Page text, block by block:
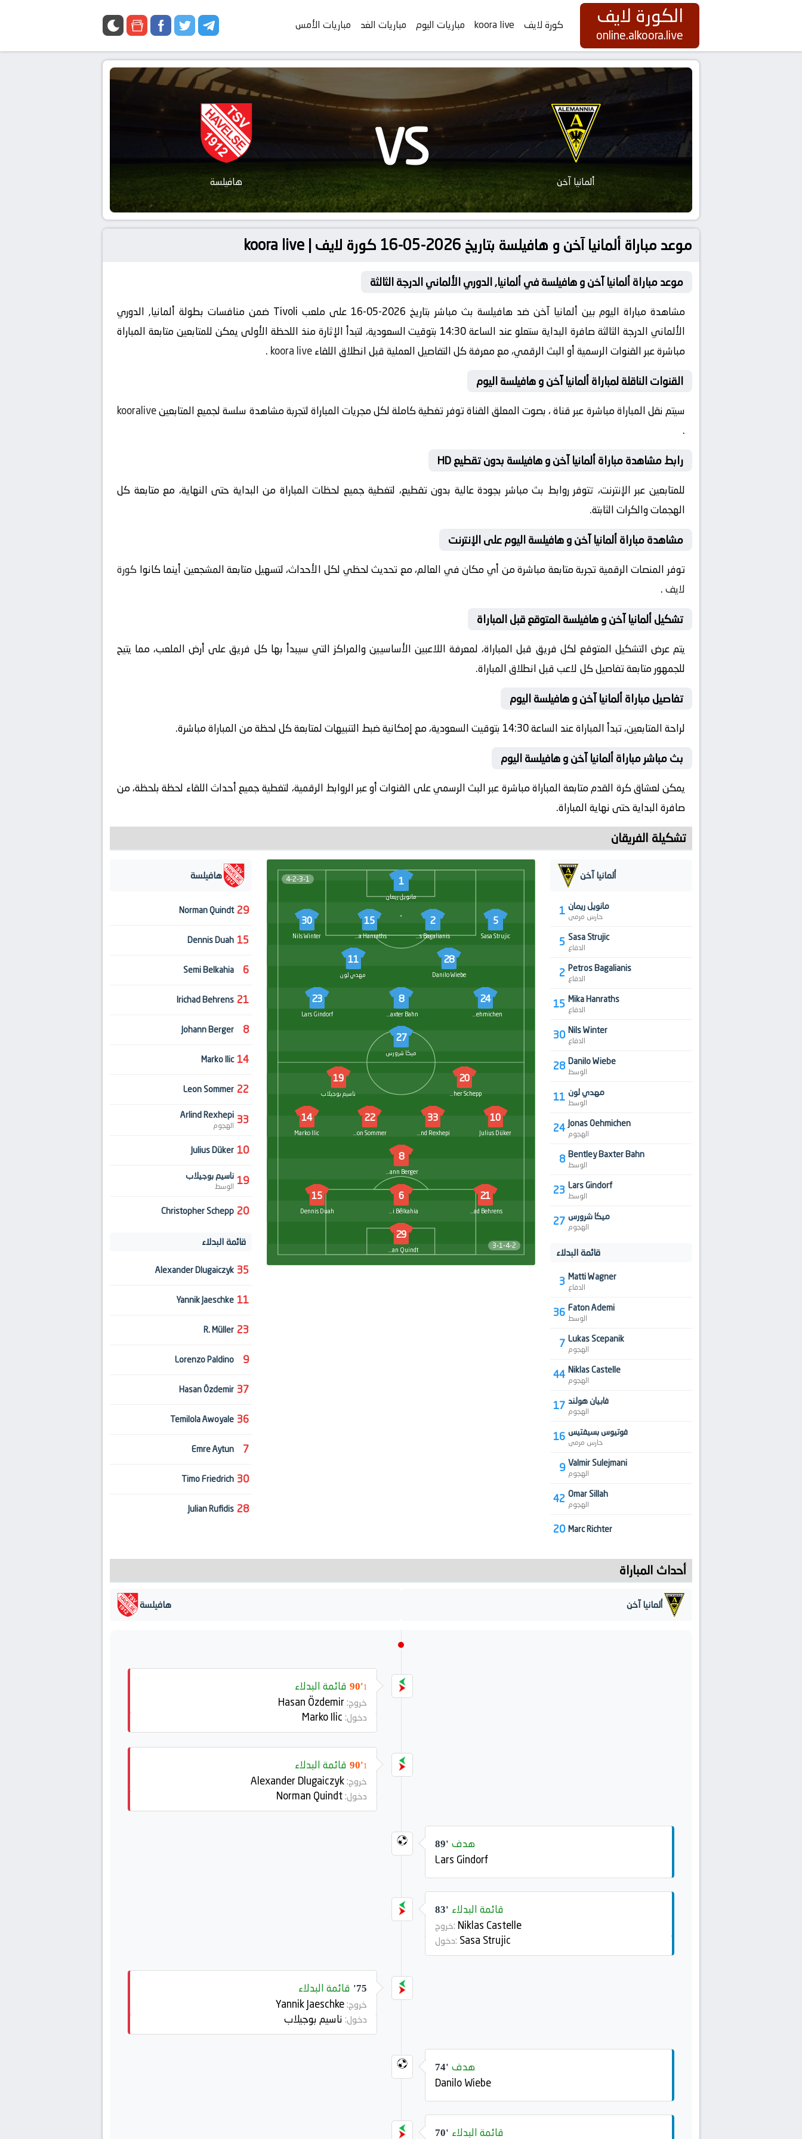
الكورة لايف
online.alkoora.live
كورة لايف koora live مباريات اليوم مباريات الغد مباريات الأمس
ألمانيا آخن VS هافيلسة
موعد مباراة ألمانيا آخن و هافيلسة بتاريخ 2026-05-16 كورة لايف | koora live
موعد مباراة ألمانيا آخن و هافيلسة في ألمانيا, الدوري الألماني الدرجة الثالثة
مشاهدة مباراة اليوم بين ألمانيا آخن ضد هافيلسة بث مباشر بتاريخ 2026-05-16 على ملعب Tivoli ضمن منافسات بطولة ألمانيا, الدوري
الألماني الدرجة الثالثة صافرة البداية ستعلو عند الساعة 14:30 بتوقيت السعودية، لتبدأ الإثارة منذ اللحظة الأولى يمكن للمتابعين متابعة المباراة
مباشرة عبر القنوات الرسمية أو البث الرقمي، مع معرفة كل التفاصيل العملية قبل انطلاق اللقاءkoora live
.
القنوات الناقلة لمباراة ألمانيا آخن و هافيلسة اليوم
سيتم نقل المباراة مباشرة عبر قناة ، بصوت المعلق القناة توفر تغطية كاملة لكل مجريات المباراة لتجربة مشاهدة سلسة لجميع المتابعينkooralive
.
رابط مشاهدة مباراة ألمانيا آخن و هافيلسة بدون تقطيع HD
للمتابعين عبر الإنترنت، تتوفر روابط بث مباشر بجودة عالية بدون تقطيع، لتغطية جميع لحظات المباراة من البداية حتى النهاية، مع متابعة كل
الهجمات والكرات الثابتة.
مشاهدة مباراة ألمانيا آخن و هافيلسة اليوم على الإنترنت
توفر المنصات الرقمية تجربة متابعة مباشرة من أي مكان في العالم، مع تحديث لحظي لكل الأحداث، لتسهيل متابعة المشجعين أينما كانوا كورة
لايف.
تشكيل ألمانيا آخن و هافيلسة المتوقع قبل المباراة
يتم عرض التشكيل المتوقع لكل فريق قبل المباراة، لمعرفة اللاعبين الأساسيين والمراكز التي سيبدأ بها كل فريق على أرض الملعب، مما يتيح
للجمهور متابعة تفاصيل كل لاعب قبل انطلاق المباراة.
تفاصيل مباراة ألمانيا آخن و هافيلسة اليوم
لراحة المتابعين، تبدأ المباراة عند الساعة 14:30 بتوقيت السعودية، مع إمكانية ضبط التنبيهات لمتابعة كل لحظة من المباراة مباشرة.
بث مباشر مباراة ألمانيا آخن و هافيلسة اليوم
يمكن لعشاق كرة القدم متابعة المباراة مباشرة عبر البث الرسمي على القنوات أو عبر الروابط الرقمية، لتغطية جميع أحداث اللقاء لحظة بلحظة، من
صافرة البداية حتى نهاية المباراة.
تشكيلة الفريقان
4-2-3-1 1
مانويل ريمان
5
Sasa Strujic
2
Petros Bagalianis
15
Mika Hanraths
30
Nils Winter
28
Danilo Wiebe
11
مهدي لون
24
Jonas Oehmichen
8
Bentley Baxter Bahn
23
Lars Gindorf
27
ميكا شرورس
3-1-4-2
20
Christopher Schepp
19
ناسيم بوجيلاب
10
Julius Düker
33
Arlind Rexhepi
22
Leon Sommer
14
Marko Ilic
8
Johann Berger
21
Irichad Behrens
6
Semi Belkahia
15
Dennis Duah
29
Norman Quindt
ألمانيا آخن
1 مانويل ريمان
حارس مرمى
5 Sasa Strujic
الدفاع
2 Petros Bagalianis
الدفاع
15 Mika Hanraths
الدفاع
30 Nils Winter
الدفاع
28 Danilo Wiebe
الوسط
11 مهدي لون
الوسط
24 Jonas Oehmichen
الهجوم
8 Bentley Baxter Bahn
الوسط
23 Lars Gindorf
الوسط
27 ميكا شرورس
الهجوم
قائمة البدلاء
3 Matti Wagner
الدفاع
36 Faton Ademi
الوسط
7 Lukas Scepanik
الهجوم
44 Niklas Castelle
الهجوم
17 فابيان هولند
الهجوم
16 فوتيوس بسيفتيس
حارس مرمى
9 Valmir Sulejmani
الهجوم
42 Omar Sillah
الهجوم
20 Marc Richter
هافيلسة
29
Norman Quindt
15
Dennis Duah
6
Semi Belkahia
21
Irichad Behrens
8
Johann Berger
14
Marko Ilic
22
Leon Sommer
33
Arlind Rexhepi
الهجوم
10
Julius Düker
19 ناسيم بوجيلاب
الوسط
20
Christopher Schepp
قائمة البدلاء
35
Alexander Dlugaiczyk
11
Yannik Jaeschke
23
R. Müller
9
Lorenzo Paldino
37
Hasan Özdemir
36
Temilola Awoyale
7
Emre Aytun
30
Timo Friedrich
28
Julian Rufidis
أحداث المباراة
ألمانيا آخن هافيلسة
90'1 قائمة البدلاء
خروج:
دخول:
90'1 قائمة البدلاء
خروج:
دخول:
89' هدف
Lars Gindorf
83' قائمة البدلاء
خروج: Niklas Castelle
دخول: Sasa Strujic
75' قائمة البدلاء
خروج:
دخول: ناسيم بوجيلاب
74' هدف
Danilo Wiebe
70' قائمة البدلاء